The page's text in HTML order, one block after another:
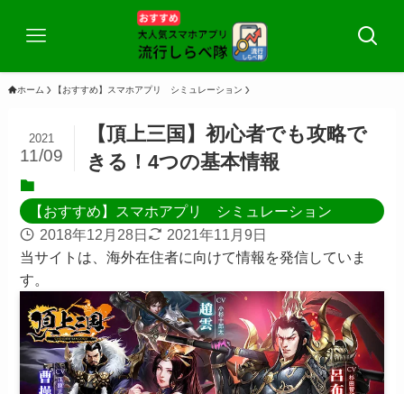
ホーム 【おすすめ】スマホアプリ シミュレーション
【頂上三国】初心者でも攻略で
きる！4つの基本情報
2021
11/09
【おすすめ】スマホアプリ シミュレーション
2018年12月28日
2021年11月9日
当サイトは、海外在住者に向けて情報を発信していま
す。